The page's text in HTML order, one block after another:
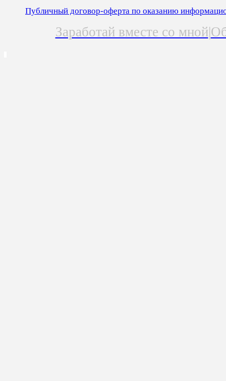
Публичный договор-оферта по оказанию
Заработай вместе со мной|